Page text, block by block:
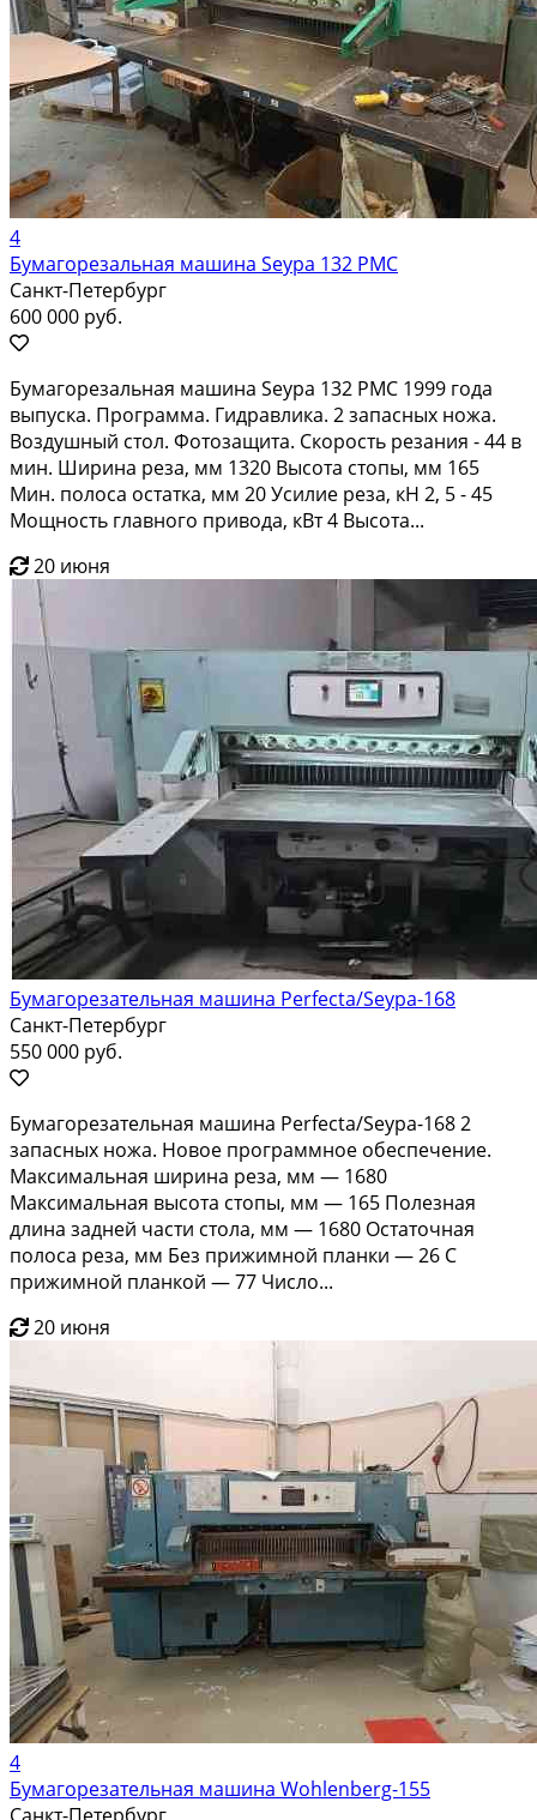
4
Бумагорезальная машина Seypa 132 PMC
Санкт-Петербург
600 000 руб.
Бумагорезальная машина Seypa 132 PMC 1999 года
выпуска. Программа. Гидравлика. 2 запасных ножа.
Воздушный стол. Фотозащита. Скорость резания - 44 в
мин. Ширина реза, мм 1320 Высота стопы, мм 165
Мин. полоса остатка, мм 20 Усилие реза, кН 2, 5 - 45
Мощность главного привода, кВт 4 Высота...
20 июня
Бумагорезательная машина Perfecta/Seypa-168
Санкт-Петербург
550 000 руб.
Бумагорезательная машина Perfecta/Seypa-168 2
запасных ножа. Новое программное обеспечение.
Максимальная ширина реза, мм — 1680
Максимальная высота стопы, мм — 165 Полезная
длина задней части стола, мм — 1680 Остаточная
полоса реза, мм Без прижимной планки — 26 С
прижимной планкой — 77 Число...
20 июня
4
Бумагорезательная машина Wohlenberg-155